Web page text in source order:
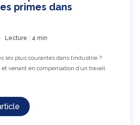
primes dans
Lecture : 4 min
les plus courantes dans l’industrie ?
venant en compensation d’un travail